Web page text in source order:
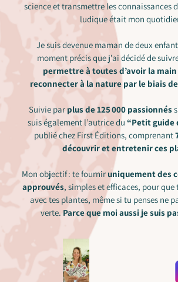
science et transmettre les connaissances
ludique était mon
Je suis devenue maman de deux
moment précis que j’ai décidé de
permettre à toutes d’avoir la
reconnecter à la nature par le biais
Suivie par plus de 125 000 passionnés
suis également l’autrice du “Petit guide
publié chez First Éditions, comprenant
découvrir et entretenir ces
Mon objectif : te fournir uniquement des
approuvés, simples et efficaces, pour que
avec tes plantes, même si tu penses ne
verte. Parce que moi aussi je suis